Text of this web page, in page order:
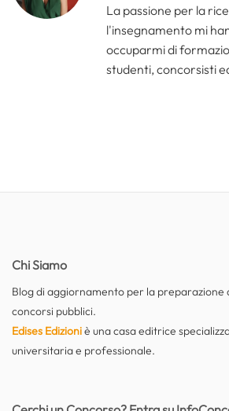
La passione per la
l'insegnamento mi
occuparmi di
studenti, concorsisti
Chi Siamo
Blog di aggiornamento per la preparazione
concorsi pubblici.
Edises Edizioniè una casa editrice
universitaria e professionale.